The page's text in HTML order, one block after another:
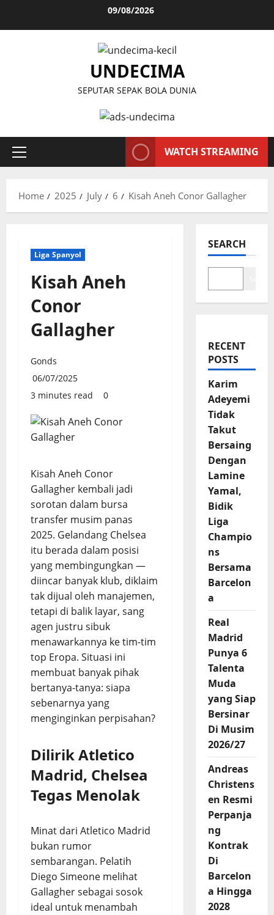
09/08/2026
UNDECIMA
SEPUTAR SEPAK BOLA DUNIA
Primary
WATCH STREAMING
Home 2025 July 6 Kisah Aneh Conor Gallagher
Liga Spanyol
Kisah Aneh
Conor
Gallagher
Gonds
06/07/2025
3 minutes read
0
Kisah Aneh Conor
Gallagher kembali jadi
sorotan dalam bursa
transfer musim panas
2025. Gelandang Chelsea
itu berada dalam posisi
yang membingungkan —
diincar banyak klub, diklaim
tak dijual oleh manajemen,
tetapi di balik layar, sang
agen justru sibuk
menawarkannya ke tim-tim
top Eropa. Situasi ini
membuat banyak pihak
bertanya-tanya: siapa
sebenarnya yang
menginginkan perpisahan?
Dilirik Atletico
Madrid, Chelsea
Tegas Menolak
Minat dari Atletico Madrid
bukan rumor
sembarangan. Pelatih
Diego Simeone melihat
Gallagher sebagai sosok
ideal untuk menambah
SEARCH
RECENT
POSTS
Karim
Adeyemi
Tidak
Takut
Bersaing
Dengan
Lamine
Yamal,
Bidik
Liga
Champio
ns
Bersama
Barcelon
a
Real
Madrid
Punya 6
Talenta
Muda
yang Siap
Bersinar
Di Musim
2026/27
Andreas
Christens
en Resmi
Perpanja
ng
Kontrak
Di
Barcelon
a Hingga
2028